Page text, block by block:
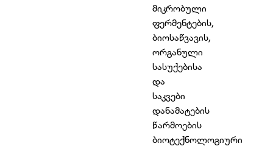
მიკრობული
ფერმენტების,
ბიოსაწვავის,
ორგანული
სასუქებისა
და
საკვები
დანამატების
წარმოების
ბიოტექნოლოგიური